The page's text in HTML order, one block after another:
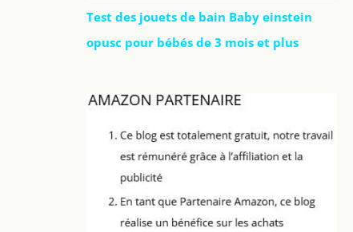
Test des jouets de bain Baby einstein
opusc pour bébés de 3 mois et plus